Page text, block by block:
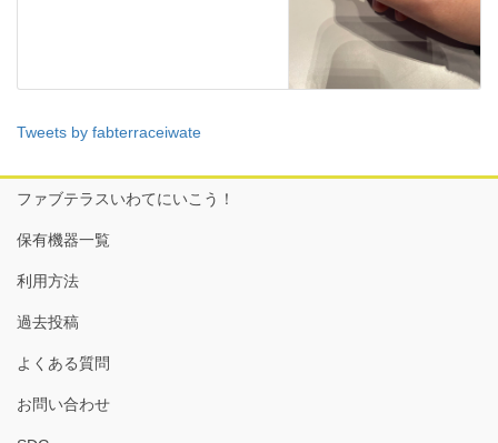
Tweets by fabterraceiwate
ファブテラスいわてにいこう！
保有機器一覧
利用方法
過去投稿
よくある質問
お問い合わせ